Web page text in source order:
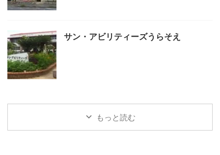
サン・アビリティーズうらそえ
もっと読む